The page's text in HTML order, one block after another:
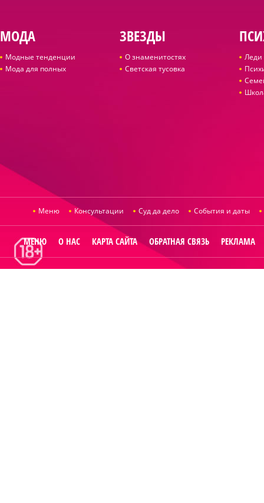
МОДА
Модные тенденции
Мода для полных
ЗВЕЗДЫ
О знаменитостях
Светская тусовка
Леди
Меню Консультации Суд да дело События и даты
МЕНЮ О НАС КАРТА САЙТА ОБРАТНАЯ СВЯЗЬ РЕКЛАМА